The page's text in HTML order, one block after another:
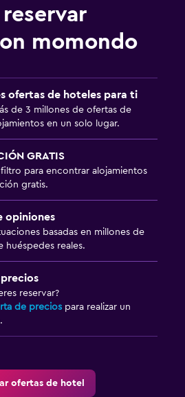
momondo
ofertas de hoteles para ti
de 3 millones de ofertas de
en un solo lugar.
GRATIS
para encontrar alojamientos
gratis.
opiniones
basadas en millones de
huéspedes reales.
reservar?
de precios para realizar un
ofertas de hotel